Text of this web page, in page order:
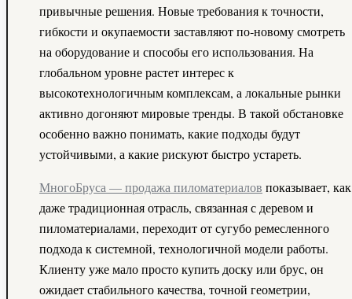
привычные решения. Новые требования к точности,
гибкости и окупаемости заставляют по‑новому смотреть
на оборудование и способы его использования. На
глобальном уровне растет интерес к
высокотехнологичным комплексам, а локальные рынки
активно догоняют мировые тренды. В такой обстановке
особенно важно понимать, какие подходы будут
устойчивыми, а какие рискуют быстро устареть.
МногоБруса — продажа пиломатериалов показывает, как
даже традиционная отрасль, связанная с деревом и
пиломатериалами, переходит от сугубо ремесленного
подхода к системной, технологичной модели работы.
Клиенту уже мало просто купить доску или брус, он
ожидает стабильного качества, точной геометрии,